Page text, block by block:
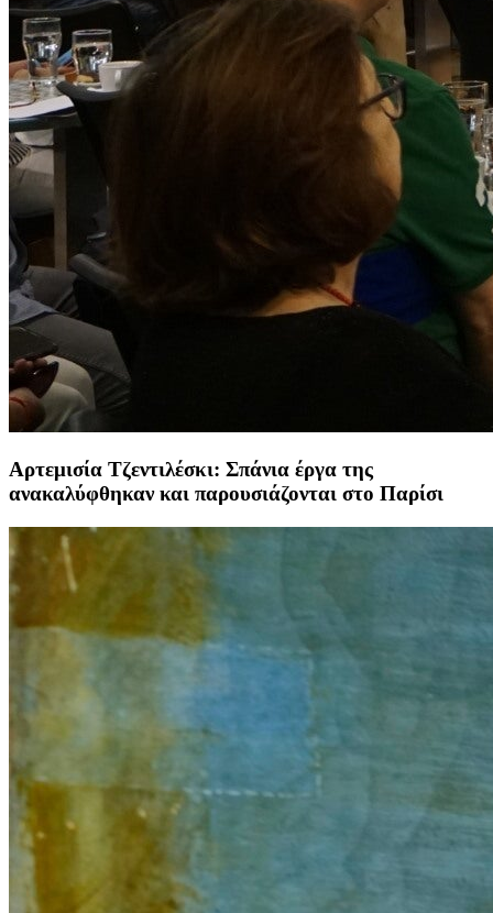
Αρτεμισία Τζεντιλέσκι: Σπάνια έργα της
ανακαλύφθηκαν και παρουσιάζονται στο Παρίσι